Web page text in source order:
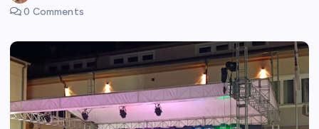
0 Comments